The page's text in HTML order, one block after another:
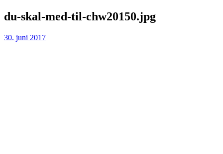
Skip
to
du-skal-med-til-chw20150.jpg
30. juni 2017